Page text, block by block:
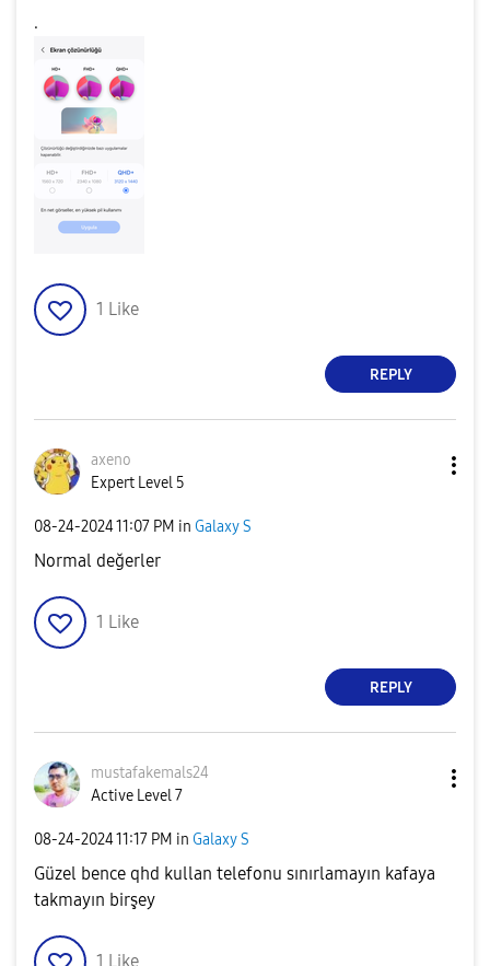
.
1 Like
REPLY
axeno
Expert Level 5
‎08-24-202411:07 PM in Galaxy S
Normal değerler
1 Like
REPLY
mustafakemals24
Active Level 7
‎08-24-202411:17 PM in Galaxy S
Güzel bence qhd kullan telefonu sınırlamayın kafaya
takmayın birşey
1 Like